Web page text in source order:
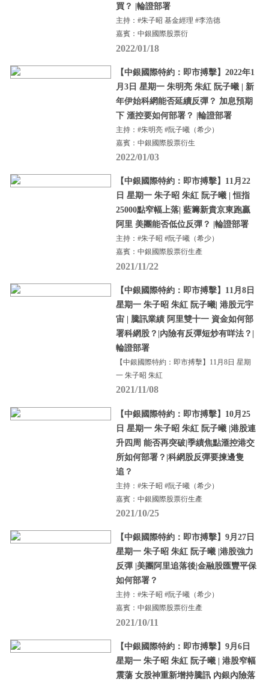
買？ |輪證部署
主持：#朱子昭 基金經理 #李浩德
嘉賓：中銀國際股票衍
2022/01/18
【中銀國際特約：即市搏擊】2022年1
月3日 星期一 朱明亮 朱紅 阮子曦 | 新
年伊始科網能否延續反彈？ 加息預期
下 滙控要如何部署？ |輪證部署
主持：#朱明亮 #阮子曦（希少）
嘉賓：中銀國際股票衍生
2022/01/03
【中銀國際特約：即市搏擊】11月22
日 星期一 朱子昭 朱紅 阮子曦 | 恒指
25000點窄幅上落| 藍籌新貴京東跑贏
阿里 美團能否低位反彈？ |輪證部署
主持：#朱子昭 #阮子曦（希少）
嘉賓：中銀國際股票衍生產
2021/11/22
【中銀國際特約：即市搏擊】11月8日
星期一 朱子昭 朱紅 阮子曦| 港股元宇
宙 | 騰訊業績 阿里雙十一 資金如何部
署科網股？|內險有反彈短炒有咩法？|
輪證部署
【中銀國際特約：即市搏擊】11月8日 星期
一 朱子昭 朱紅
2021/11/08
【中銀國際特約：即市搏擊】10月25
日 星期一 朱子昭 朱紅 阮子曦 |港股連
升四周 能否再突破|季績焦點滙控港交
所如何部署？|科網股反彈要揀邊隻
追？
主持：#朱子昭 #阮子曦（希少）
嘉賓：中銀國際股票衍生產
2021/10/25
【中銀國際特約：即市搏擊】9月27日
星期一 朱子昭 朱紅 阮子曦 |港股強力
反彈 |美團阿里追落後|金融股匯豐平保
如何部署？
主持：#朱子昭 #阮子曦（希少）
嘉賓：中銀國際股票衍生產
2021/10/11
【中銀國際特約：即市搏擊】9月6日
星期一 朱子昭 朱紅 阮子曦 | 港股窄幅
震蕩 女股神重新增持騰訊 內銀內險落